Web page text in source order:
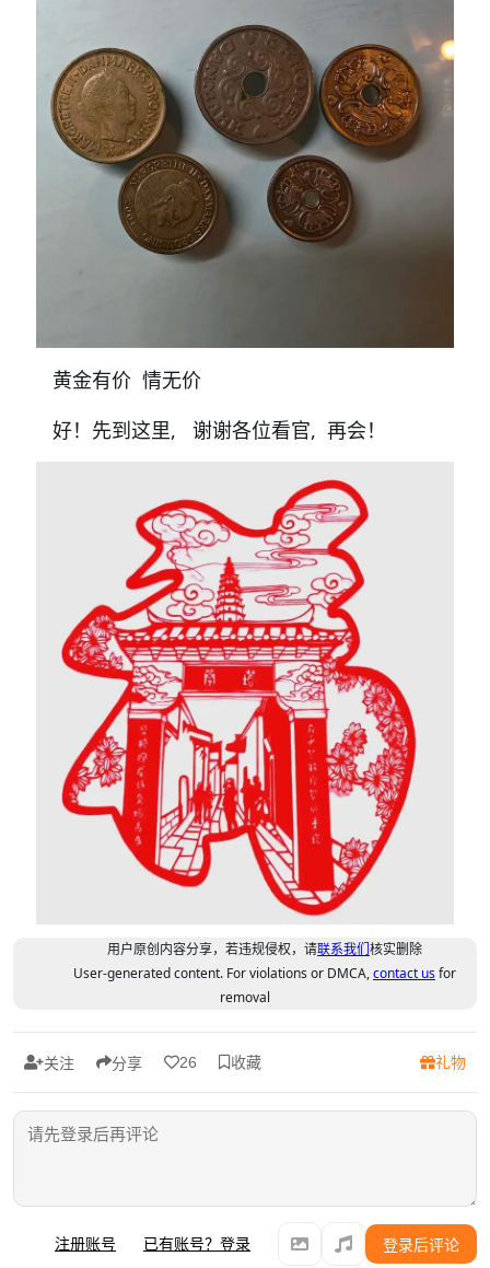
黄金有价 情无价
好！先到这里, 谢谢各位看官, 再会！
用户原创内容分享，若违规侵权，请联系我们核实删除
User-generated content. For violations or DMCA,contact usfor
removal
关注 分享 26 收藏 礼物
注册账号 已有账号？登录 登录后评论